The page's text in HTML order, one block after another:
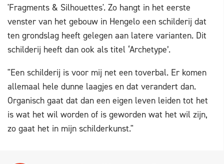
'Fragments & Silhouettes'. Zo hangt in het eerste
venster van het gebouw in Hengelo een schilderij dat
ten grondslag heeft gelegen aan latere varianten. Dit
schilderij heeft dan ook als titel ‘Archetype’.
"Een schilderij is voor mij net een toverbal. Er komen
allemaal hele dunne laagjes en dat verandert dan.
Organisch gaat dat dan een eigen leven leiden tot het
is wat het wil worden of is geworden wat het wil zijn,
zo gaat het in mijn schilderkunst."